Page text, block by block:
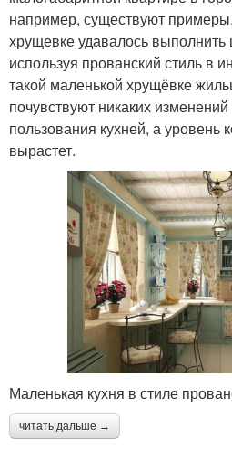
например, существуют
хрущевке удавалось
используя прованский стиль в
такой маленькой хрущёвке
почувствуют никаких
пользования кухней, а уровень
вырастет.
Маленькая кухня в стиле
читать дальше →